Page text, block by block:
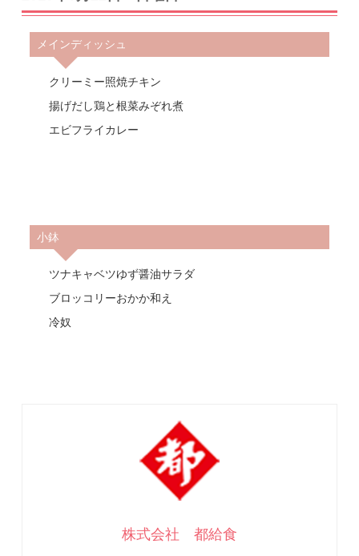
メインディッシュ
クリーミー照焼チキン
揚げだし鶏と根菜みぞれ煮
エビフライカレー
小鉢
ツナキャベツゆず醤油サラダ
ブロッコリーおかか和え
冷奴
株式会社 都給食